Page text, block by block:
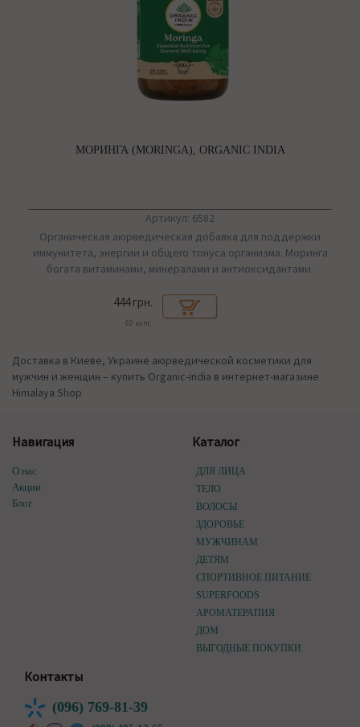
МОРИНГА (MORINGA), ORGANIC INDIA
Артикул: 6582
Органическая аюрведическая добавка для поддержки
иммунитета, энергии и общего тонуса организма. Моринга
богата витаминами, минералами и антиоксидантами.
444 грн.
60 капс.
Доставка в Киеве, Украине аюрведической косметики для
мужчин и женщин – купить Organic-india в интернет-магазине
Himalaya Shop
Навигация
О нас
Акции
Блог
Каталог
ДЛЯ ЛИЦА
ТЕЛО
ВОЛОСЫ
ЗДОРОВЬЕ
МУЖЧИНАМ
ДЕТЯМ
СПОРТИВНОЕ ПИТАНИЕ
SUPERFOODS
АРОМАТЕРАПИЯ
ДОМ
ВЫГОДНЫЕ ПОКУПКИ
Контакты
(096) 769-81-39